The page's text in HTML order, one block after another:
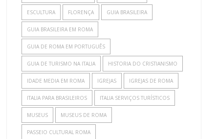
ESCULTURA FLORENÇA GUIA BRASILEIRA
GUIA BRASILEIRA EM ROMA
GUIA DE ROMA EM PORTUGUÊS
GUIA DE TURISMO NA ITALIA HISTORIA DO CRISTIANISMO
IDADE MEDIA EM ROMA IGREJAS IGREJAS DE ROMA
ITALIA PARA BRASILEIROS ITALIA SERVIÇOS TURÍSTICOS
MUSEUS MUSEUS DE ROMA
PASSEIO CULTURAL ROMA